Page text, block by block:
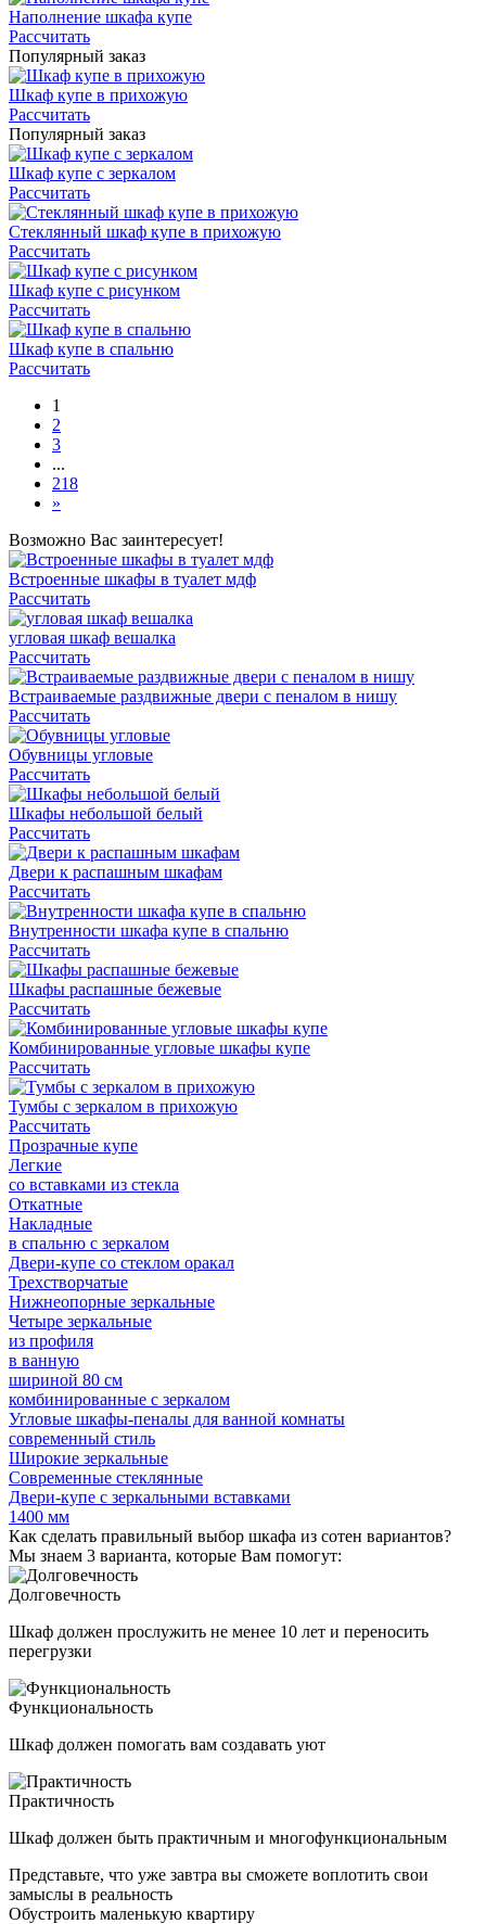
Наполнение шкафа купе
Рассчитать
Популярный заказ
Шкаф купе в прихожую
Рассчитать
Популярный заказ
Шкаф купе с зеркалом
Рассчитать
Стеклянный шкаф купе в прихожую
Рассчитать
Шкаф купе с рисунком
Рассчитать
Шкаф купе в спальню
Рассчитать
1
2
3
...
218
»
Возможно Вас заинтересует!
Встроенные шкафы в туалет мдф
Рассчитать
угловая шкаф вешалка
Рассчитать
Встраиваемые раздвижные двери с пеналом в нишу
Рассчитать
Обувницы угловые
Рассчитать
Шкафы небольшой белый
Рассчитать
Двери к распашным шкафам
Рассчитать
Внутренности шкафа купе в спальню
Рассчитать
Шкафы распашные бежевые
Рассчитать
Комбинированные угловые шкафы купе
Рассчитать
Тумбы с зеркалом в прихожую
Рассчитать
Прозрачные купе
Легкие
со вставками из стекла
Откатные
Накладные
в спальню с зеркалом
Двери-купе со стеклом оракал
Трехстворчатые
Нижнеопорные зеркальные
Четыре зеркальные
из профиля
в ванную
шириной 80 см
комбинированные с зеркалом
Угловые шкафы-пеналы для ванной комнаты
современный стиль
Широкие зеркальные
Современные стеклянные
Двери-купе с зеркальными вставками
1400 мм
Как сделать правильный выбор шкафа из сотен вариантов?
Мы знаем 3 варианта, которые Вам помогут:
Долговечность
Шкаф должен прослужить не менее 10 лет и переносить
перегрузки
Функциональность
Шкаф должен помогать вам создавать уют
Практичность
Шкаф должен быть практичным и многофункциональным
Представьте, что уже завтра вы сможете воплотить свои
замыслы в реальность
Обустроить маленькую квартиру